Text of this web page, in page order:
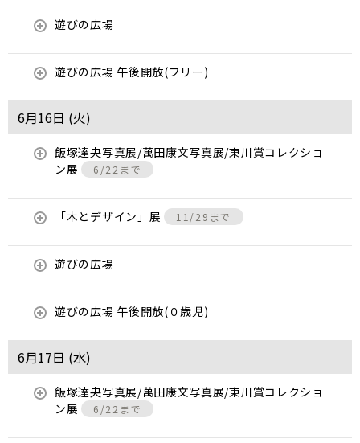
遊びの広場
遊びの広場 午後開放(フリー)
6月16日 (火)
飯塚達央写真展/萬田康文写真展/東川賞コレクショ
ン展
6/22まで
「木とデザイン」展 11/29まで
遊びの広場
遊びの広場 午後開放(０歳児)
6月17日 (水)
飯塚達央写真展/萬田康文写真展/東川賞コレクショ
ン展
6/22まで